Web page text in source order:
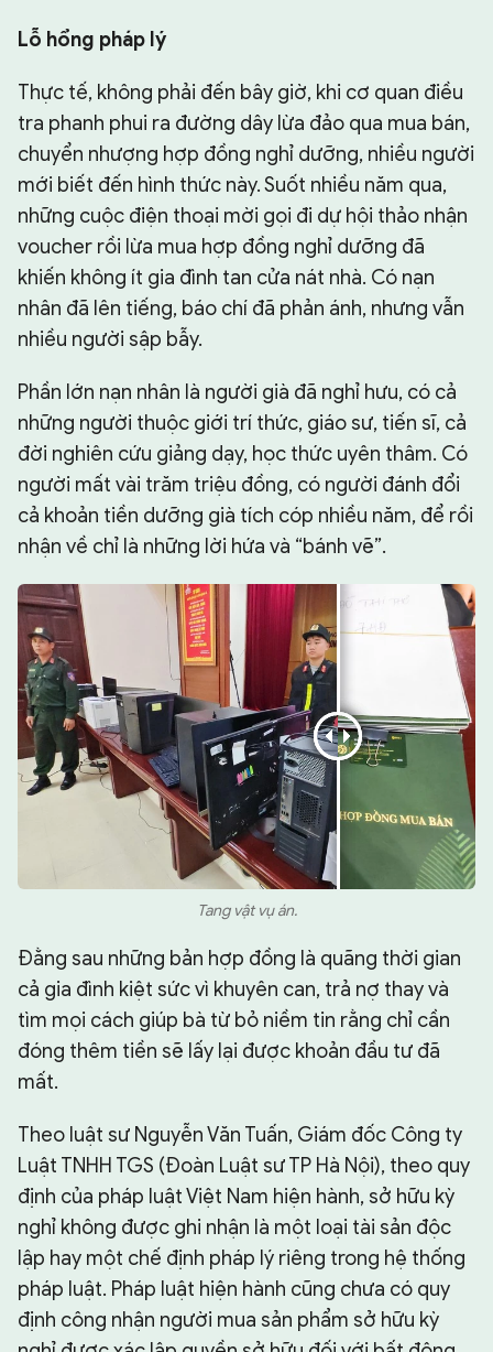
Lỗ hổng pháp lý
Thực tế, không phải đến bây giờ, khi cơ quan điều
tra phanh phui ra đường dây lừa đảo qua mua bán,
chuyển nhượng hợp đồng nghỉ dưỡng, nhiều người
mới biết đến hình thức này. Suốt nhiều năm qua,
những cuộc điện thoại mời gọi đi dự hội thảo nhận
voucher rồi lừa mua hợp đồng nghỉ dưỡng đã
khiến không ít gia đình tan cửa nát nhà. Có nạn
nhân đã lên tiếng, báo chí đã phản ánh, nhưng vẫn
nhiều người sập bẫy.
Phần lớn nạn nhân là người già đã nghỉ hưu, có cả
những người thuộc giới trí thức, giáo sư, tiến sĩ, cả
đời nghiên cứu giảng dạy, học thức uyên thâm. Có
người mất vài trăm triệu đồng, có người đánh đổi
cả khoản tiền dưỡng già tích cóp nhiều năm, để rồi
nhận về chỉ là những lời hứa và “bánh vẽ”.
Tang vật vụ án.
Đằng sau những bản hợp đồng là quãng thời gian
cả gia đình kiệt sức vì khuyên can, trả nợ thay và
tìm mọi cách giúp bà từ bỏ niềm tin rằng chỉ cần
đóng thêm tiền sẽ lấy lại được khoản đầu tư đã
mất.
Theo luật sư Nguyễn Văn Tuấn, Giám đốc Công ty
Luật TNHH TGS (Đoàn Luật sư TP Hà Nội), theo quy
định của pháp luật Việt Nam hiện hành, sở hữu kỳ
nghỉ không được ghi nhận là một loại tài sản độc
lập hay một chế định pháp lý riêng trong hệ thống
pháp luật. Pháp luật hiện hành cũng chưa có quy
định công nhận người mua sản phẩm sở hữu kỳ